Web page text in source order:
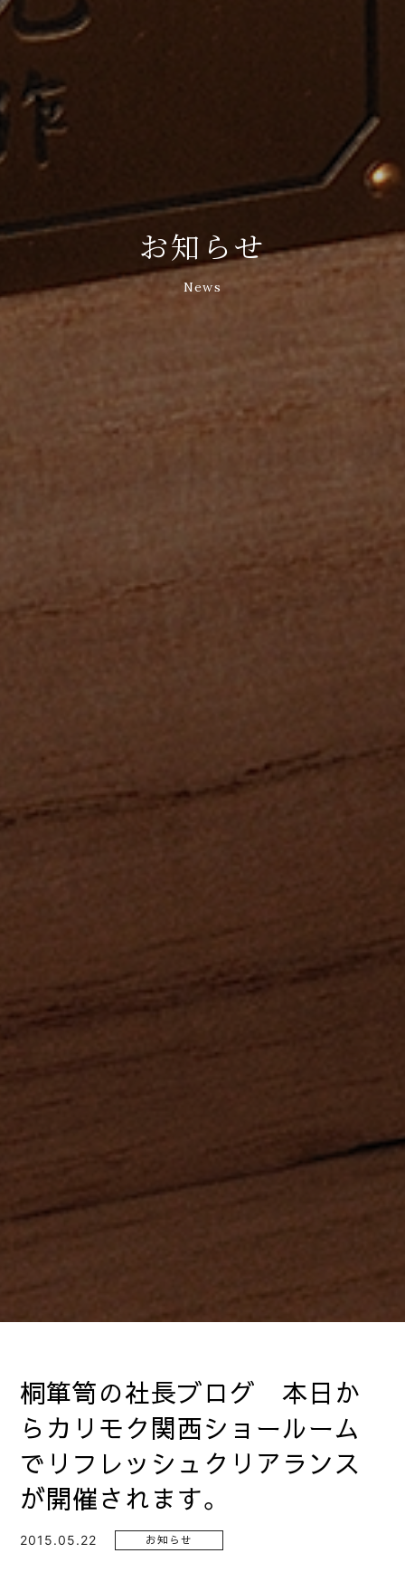
お知らせ
News
桐箪笥の社長ブログ 本日か
らカリモク関西ショールーム
でリフレッシュクリアランス
が開催されます。
2015.05.22 お知らせ